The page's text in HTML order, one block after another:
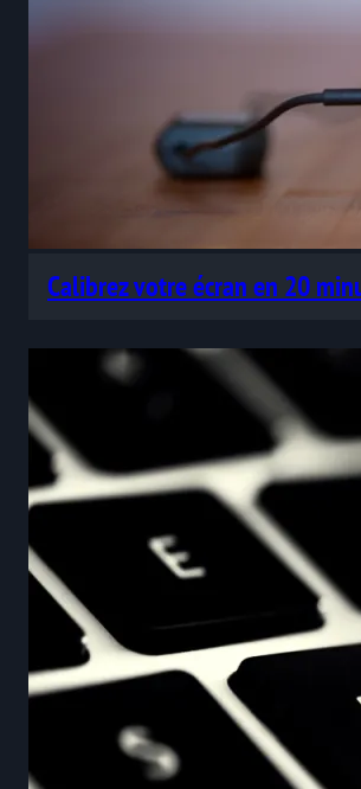
Calibrez votre écran en 20